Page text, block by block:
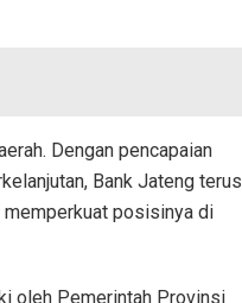
Dengan pencapaian
Bank Jateng terus
memperkuat posisinya di
oleh Pemerintah Provinsi